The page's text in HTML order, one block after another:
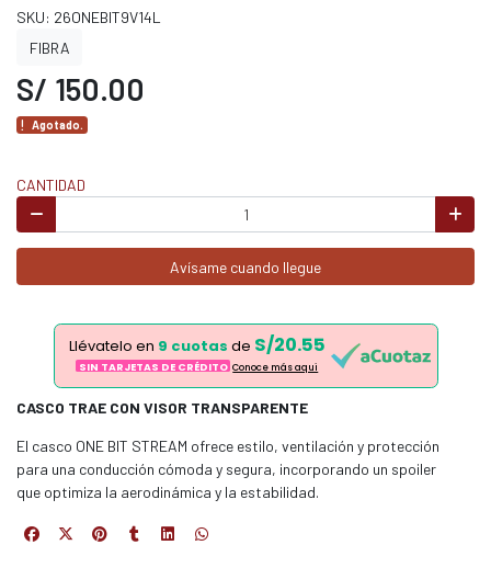
SKU: 26ONEBIT9V14L
FIBRA
S/ 150.00
Agotado.
CANTIDAD
Avísame cuando llegue
Llévatelo en 9 cuotas de S/20.55
SIN TARJETAS DE CRÉDITO Conoce más aqui
CASCO TRAE CON VISOR TRANSPARENTE
El casco ONE BIT STREAM ofrece estilo, ventilación y protección
para una conducción cómoda y segura, incorporando un spoiler
que optimiza la aerodinámica y la estabilidad.